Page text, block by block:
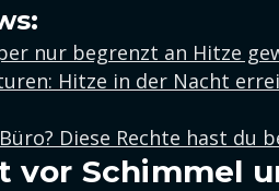
nur begrenzt an Hitze
Hitze in der Nacht
Diese Rechte hast du
vor Schimmel